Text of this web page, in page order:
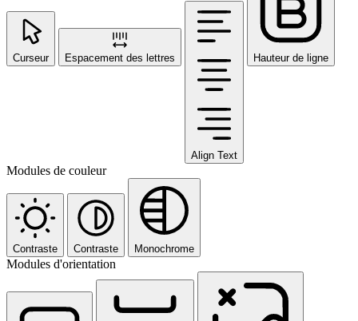
Curseur Espacement des lettres
Align Text
Hauteur de ligne
Modules de couleur
Contraste Contraste Monochrome
Modules d'orientation